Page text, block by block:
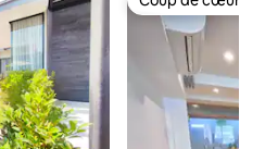
Coup de cœur